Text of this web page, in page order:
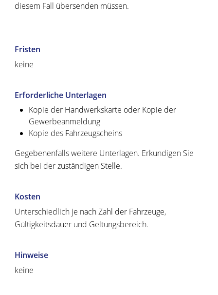
diesem Fall übersenden müssen.
Fristen
keine
Erforderliche Unterlagen
Kopie der Handwerkskarte oder Kopie der
Gewerbeanmeldung
Kopie des Fahrzeugscheins
Gegebenenfalls weitere Unterlagen. Erkundigen Sie
sich bei der zuständigen Stelle.
Kosten
Unterschiedlich je nach Zahl der Fahrzeuge,
Gültigkeitsdauer und Geltungsbereich.
Hinweise
keine